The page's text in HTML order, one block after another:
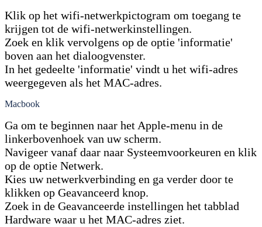
Klik op het wifi-netwerkpictogram om toegang te
krijgen tot de wifi-netwerkinstellingen.
Zoek en klik vervolgens op de optie 'informatie'
boven aan het dialoogvenster.
In het gedeelte 'informatie' vindt u het wifi-adres
weergegeven als het MAC-adres.
Macbook
Ga om te beginnen naar het Apple-menu in de
linkerbovenhoek van uw scherm.
Navigeer vanaf daar naar Systeemvoorkeuren en klik
op de optie Netwerk.
Kies uw netwerkverbinding en ga verder door te
klikken op Geavanceerd knop.
Zoek in de Geavanceerde instellingen het tabblad
Hardware waar u het MAC-adres ziet.